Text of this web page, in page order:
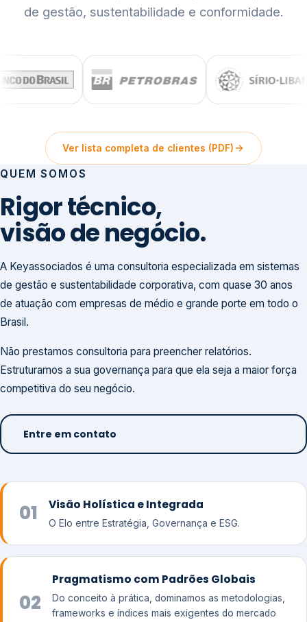
de gestão, sustentabilidade e conformidade.
Ver lista completa de clientes (PDF)
QUEM SOMOS
Rigor técnico,
visão de negócio.
A Keyassociados é uma consultoria especializada em sistemas
de gestão e sustentabilidade corporativa, com quase 30 anos
de atuação com empresas de médio e grande porte em todo o
Brasil.
Não prestamos consultoria para preencher relatórios.
Estruturamos a sua governança para que ela seja a maior força
competitiva do seu negócio.
Entre em contato
01 Visão Holística e Integrada
O Elo entre Estratégia, Governança e ESG.
02
Pragmatismo com Padrões Globais
Do conceito à prática, dominamos as metodologias,
frameworks e índices mais exigentes do mercado